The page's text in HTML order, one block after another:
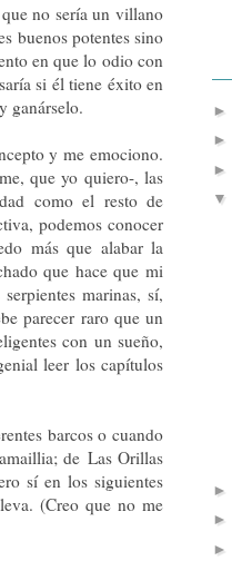
no sería un villano
buenos potentes sino
en que lo odio con
si él tiene éxito en
ganárselo.
y me emociono.
que yo quiero-, las
como el resto de
podemos conocer
más que alabar la
que hace que mi
marinas, sí,
parecer raro que un
con un sueño,
leer los capítulos
barcos o cuando
de Las Orillas
sí en los siguientes
(Creo que no me
►
►
►
▼
►
►
►